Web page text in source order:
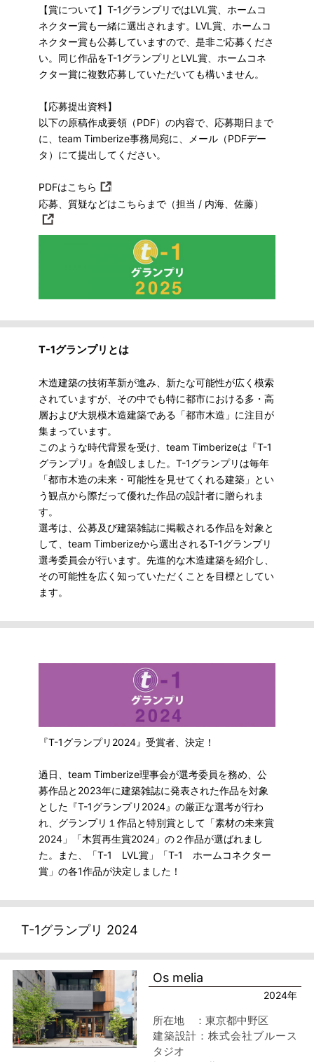
【賞について】T-1グランプリではLVL賞、ホームコ
ネクター賞も一緒に選出されます。LVL賞、ホームコ
ネクター賞も公募していますので、是非ご応募くださ
い。同じ作品をT-1グランプリとLVL賞、ホームコネ
クター賞に複数応募していただいても構いません。
【応募提出資料】
以下の原稿作成要領（PDF）の内容で、応募期日まで
に、team Timberize事務局宛に、メール（PDFデー
タ）にて提出してください。
PDFはこちら
応募、質疑などはこちらまで（担当 / 内海、佐藤）
T-1グランプリとは
木造建築の技術革新が進み、新たな可能性が広く模索
されていますが、その中でも特に都市における多・高
層および大規模木造建築である「都市木造」に注目が
集まっています。
このような時代背景を受け、team Timberizeは『T-1
グランプリ』を創設しました。T-1グランプリは毎年
「都市木造の未来・可能性を見せてくれる建築」とい
う観点から際だって優れた作品の設計者に贈られま
す。
選考は、公募及び建築雑誌に掲載される作品を対象と
して、team Timberizeから選出されるT-1グランプリ
選考委員会が行います。先進的な木造建築を紹介し、
その可能性を広く知っていただくことを目標としてい
ます。
『T-1グランプリ2024』受賞者、決定！
過日、team Timberize理事会が選考委員を務め、公
募作品と2023年に建築雑誌に発表された作品を対象
とした『T-1グランプリ2024』の厳正な選考が行わ
れ、グランプリ１作品と特別賞として「素材の未来賞
2024」「木質再生賞2024」の２作品が選ばれまし
た。また、「T-1 LVL賞」「T-1 ホームコネクター
賞」の各1作品が決定しました！
T-1グランプリ 2024
Os melia
2024年
所在地 ：東京都中野区
建築設計：株式会社ブルース
タジオ